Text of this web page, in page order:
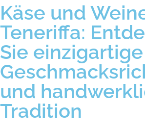
Käse und
Teneriffa:
Sie einzigartige
und
Tradition